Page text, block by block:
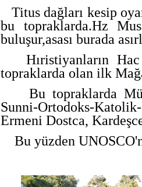
Titus dağları kesip
bu topraklarda.Hz
buluşur,asası burada
Hıristiyanların
topraklarda olan ilk
Bu topraklarda
Sunni-Ortodoks-
Ermeni Dostca,
Bu yüzden